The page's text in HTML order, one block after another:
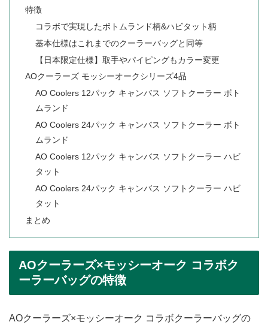
特徴
コラボで実現したボトムランド柄&ハビタット柄
基本仕様はこれまでのクーラーバッグと同等
【日本限定仕様】取手やパイピングもカラー変更
AOクーラーズ モッシーオークシリーズ4品
AO Coolers 12パック キャンバス ソフトクーラー ボト
ムランド
AO Coolers 24パック キャンバス ソフトクーラー ボト
ムランド
AO Coolers 12パック キャンバス ソフトクーラー ハビ
タット
AO Coolers 24パック キャンバス ソフトクーラー ハビ
タット
まとめ
AOクーラーズ×モッシーオーク コラボク
ーラーバッグの特徴
AOクーラーズ×モッシーオーク コラボクーラーバッグの